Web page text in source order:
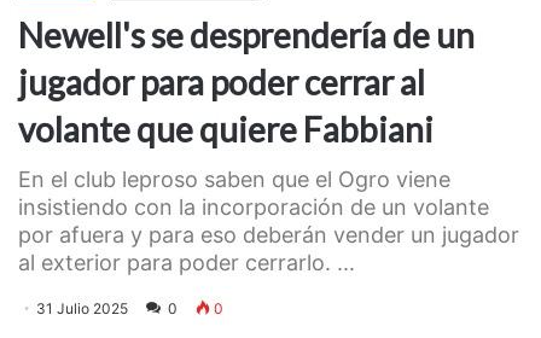
Newell's se desprendería de un
jugador para poder cerrar al
volante que quiere Fabbiani
En el club leproso saben que el Ogro viene
insistiendo con la incorporación de un volante
por afuera y para eso deberán vender un jugador
al exterior para poder cerrarlo. ...
31 Julio 2025 0 0